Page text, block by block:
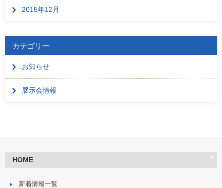
2015年12月
カテゴリー
お知らせ
展示会情報
HOME
新着情報一覧